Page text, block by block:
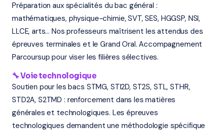
Préparation aux spécialités du bac général :
mathématiques, physique-chimie, SVT, SES, HGGSP, NSI,
LLCE, arts... Nos professeurs maîtrisent les attendus des
épreuves terminales et le Grand Oral. Accompagnement
Parcoursup pour viser les filières sélectives.
🔧 Voie technologique
Soutien pour les bacs STMG, STI2D, ST2S, STL, STHR,
STD2A, S2TMD : renforcement dans les matières
générales et technologiques. Les épreuves
technologiques demandent une méthodologie spécifique